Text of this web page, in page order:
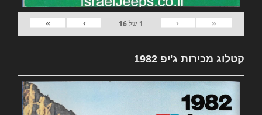
«
‹
1 של16
›
»
קטלוג מכירות ג'יפ 1982